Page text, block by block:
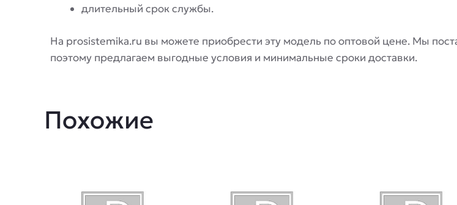
длительный срок службы.
На prosistemika.ru вы можете приобрести эту модель по оптовой цене. Мы
поэтому предлагаем выгодные условия и минимальные сроки доставки.
Похожие